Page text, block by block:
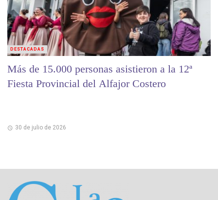
Más de 15.000 personas asistieron a la 12ª
Fiesta Provincial del Alfajor Costero
30 de julio de 2026
DESTACADAS